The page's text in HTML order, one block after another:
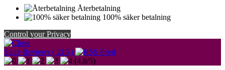
Återbetalning
100% säker betalning
Control your Privacy
Store Reviews ( 216 )
(4,8/5)